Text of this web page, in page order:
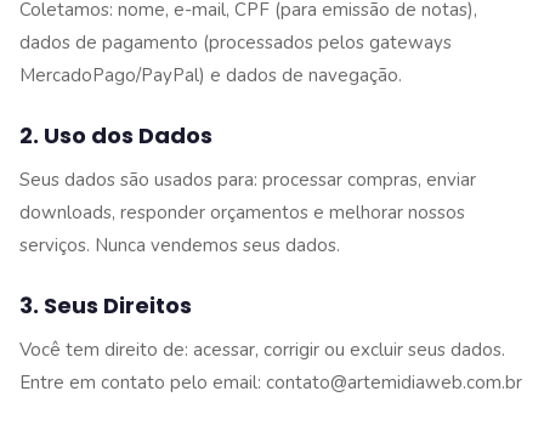
Coletamos: nome, e-mail, CPF (para emissão de notas),
dados de pagamento (processados pelos gateways
MercadoPago/PayPal) e dados de navegação.
2. Uso dos Dados
Seus dados são usados para: processar compras, enviar
downloads, responder orçamentos e melhorar nossos
serviços. Nunca vendemos seus dados.
3. Seus Direitos
Você tem direito de: acessar, corrigir ou excluir seus dados.
Entre em contato pelo email: contato@artemidiaweb.com.br